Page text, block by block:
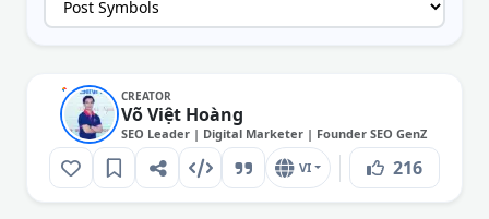
CREATOR
Võ Việt Hoàng
SEO Leader | Digital Marketer | Founder SEO GenZ
VI 216